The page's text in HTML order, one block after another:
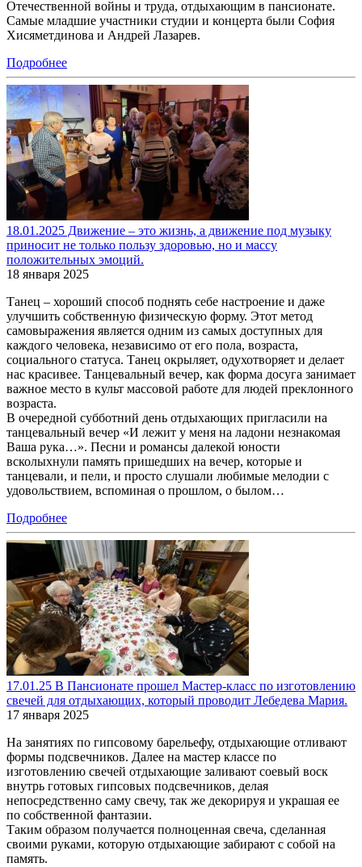
Отечественной войны и труда, отдыхающим в пансионате.
Самые младшие участники студии и концерта были София
Хисяметдинова и Андрей Лазарев.
Подробнее
18.01.2025 Движение – это жизнь, а движение под музыку
приносит не только пользу здоровью, но и массу
положительных эмоций.
18 января 2025
Танец – хороший способ поднять себе настроение и даже
улучшить собственную физическую форму. Этот метод
самовыражения является одним из самых доступных для
каждого человека, независимо от его пола, возраста,
социального статуса. Танец окрыляет, одухотворяет и делает
нас красивее. Танцевальный вечер, как форма досуга занимает
важное место в культ массовой работе для людей преклонного
возраста.
В очередной субботний день отдыхающих пригласили на
танцевальный вечер «И лежит у меня на ладони незнакомая
Ваша рука…». Песни и романсы далекой юности
всколыхнули память пришедших на вечер, которые и
танцевали, и пели, и просто слушали любимые мелодии с
удовольствием, вспоминая о прошлом, о былом…
Подробнее
17.01.25 В Пансионате прошел Мастер-класс по изготовлению
свечей для отдыхающих, который проводит Лебедева Мария.
17 января 2025
На занятиях по гипсовому барельефу, отдыхающие отливают
формы подсвечников. Далее на мастер классе по
изготовлению свечей отдыхающие заливают соевый воск
внутрь готовых гипсовых подсвечников, делая
непосредственно саму свечу, так же декорируя и украшая ее
по собственной фантазии.
Таким образом получается полноценная свеча, сделанная
своими руками, которую отдыхающие забирают с собой на
память.